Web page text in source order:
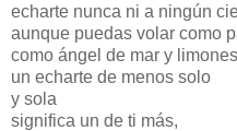
echarte nunca ni a ningún
aunque puedas volar como
como ángel de mar y
un echarte de menos solo
y sola
significa un de ti más,